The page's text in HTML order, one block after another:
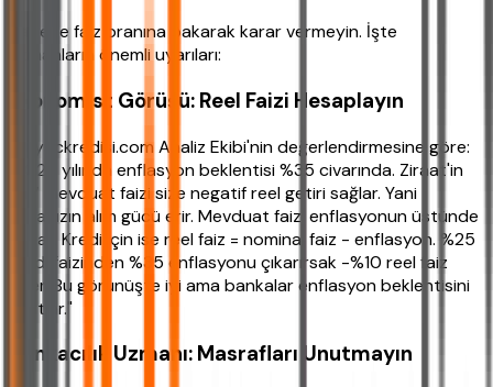
Sadece faiz oranına bakarak karar vermeyin. İşte
uzmanların önemli uyarıları:
Ekonomist Görüşü: Reel Faizi Hesaplayın
İhtiyackredisi.com Analiz Ekibi'nin değerlendirmesine göre:
"2026 yılında enflasyon beklentisi %35 civarında. Ziraat'in
%17 mevduat faizi size negatif reel getiri sağlar. Yani
paranızın alım gücü erir. Mevduat faizi enflasyonun üstünde
olmalı. Kredi için ise reel faiz = nominal faiz - enflasyon. %25
kredi faizinden %35 enflasyonu çıkarırsak -%10 reel faiz
eder. Bu görünüşte iyi ama bankalar enflasyon beklentisini
fiyatlar."
Bankacılık Uzmanı: Masrafları Unutmayın